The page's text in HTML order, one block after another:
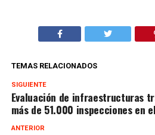
TEMAS RELACIONADOS
SIGUIENTE
Evaluación de infraestructuras
más de 51.000 inspecciones en
ANTERIOR